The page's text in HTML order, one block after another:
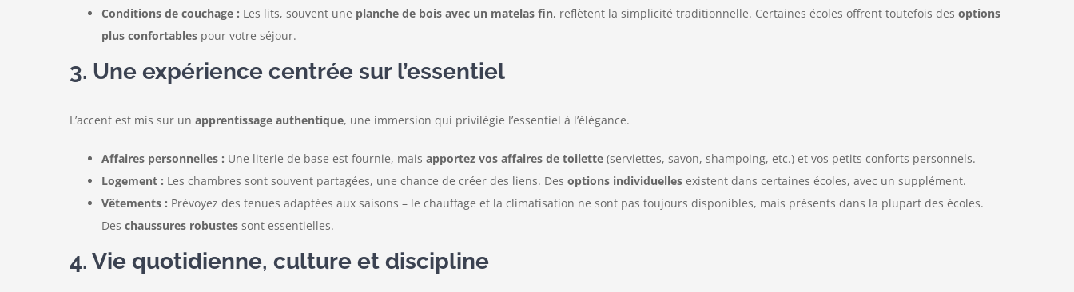
Conditions de couchage : Les lits, souvent une planche de bois avec un matelas fin, reflètent la simplicité traditionnelle. Certaines écoles offrent toutefois des options
plus confortablespour votre séjour.
3. Une expérience centrée sur l’essentiel
L’accent est mis sur un apprentissage authentique, une immersion qui privilégie l’essentiel à l’élégance.
Affaires personnelles : Une literie de base est fournie, mais apportez vos affaires de toilette(serviettes, savon, shampoing, etc.) et vos petits conforts personnels.
Logement : Les chambres sont souvent partagées, une chance de créer des liens. Des options individuellesexistent dans certaines écoles, avec un supplément.
Vêtements : Prévoyez des tenues adaptées aux saisons – le chauffage et la climatisation ne sont pas toujours disponibles, mais présents dans la plupart des écoles.
Des chaussures robustessont essentielles.
4. Vie quotidienne, culture et discipline